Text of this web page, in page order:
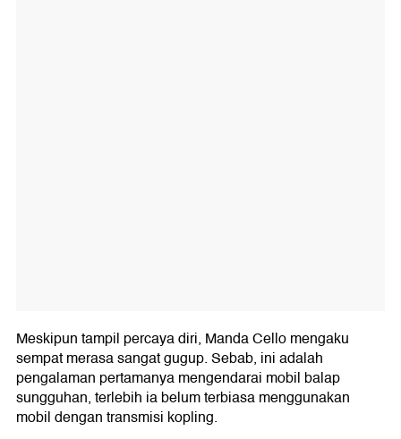
Meskipun tampil percaya diri, Manda Cello mengaku
sempat merasa sangat gugup. Sebab, ini adalah
pengalaman pertamanya mengendarai mobil balap
sungguhan, terlebih ia belum terbiasa menggunakan
mobil dengan transmisi kopling.